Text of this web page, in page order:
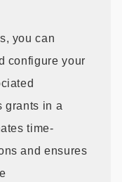
you can
configure your
grants in a
time-
and ensures